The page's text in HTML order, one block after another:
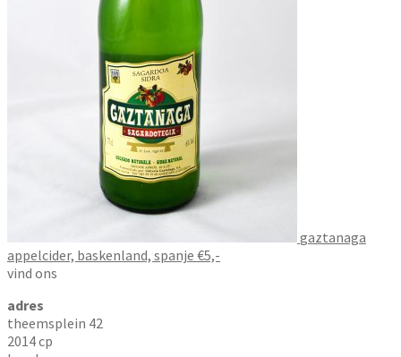
gaztanaga
appelcider, baskenland, spanje €5,-
vind ons
adres
theemsplein 42
2014 cp